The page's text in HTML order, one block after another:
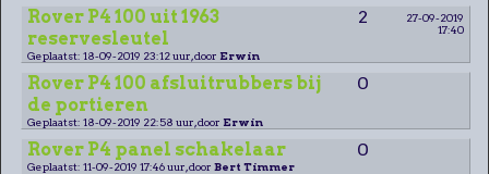
Rover P4 100 uit 1963
reservesleutel
2
27-09-2019
17:40
Geplaatst: 18-09-2019 23:12 uur, door Erwin
Rover P4 100 afsluitrubbers bij
de portieren
0
Geplaatst: 18-09-2019 22:58 uur, door Erwin
Rover P4 panel schakelaar 0
Geplaatst: 11-09-2019 17:46 uur, door Bert Timmer